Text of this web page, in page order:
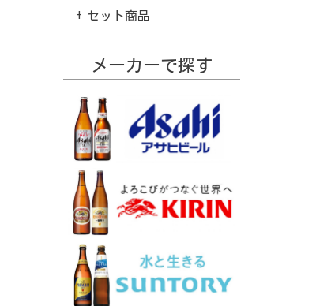
セット商品
メーカーで探す